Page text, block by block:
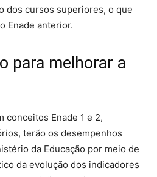
dos cursos superiores, o que
Enade anterior.
para melhorar a
conceitos Enade 1 e 2,
terão os desempenhos
da Educação por meio de
da evolução dos indicadores